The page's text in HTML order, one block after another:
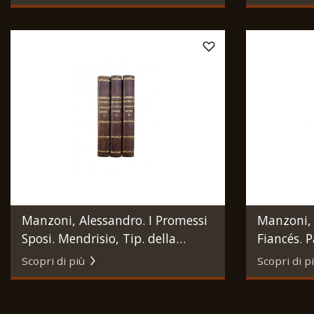
Manzoni, Alessandro. I Promessi
Sposi. Mendrisio, Tip. della
Minerva Ticinese, 1838.
Scopri di più
Manzoni,
Fiancés.
Libraire
Scopri di